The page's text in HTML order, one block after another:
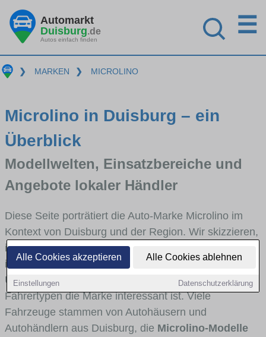
Alle Cookies akzeptieren Alle Cookies ablehnen
Einstellungen Datenschutzerklärung
Automarkt
Duisburg.de
Autos einfach finden
☰
❯ MARKEN ❯ MICROLINO
Microlino in Duisburg – ein
Überblick
Modellwelten, Einsatzbereiche und
Angebote lokaler Händler
Diese Seite porträtiert die Auto-Marke Microlino im
Kontext von Duisburg und der Region. Wir skizzieren,
in welchen Fahrzeugklassen Microlino stark vertreten
ist, welche Modellreihen häufig im Stadt- und
Umlandverkehr zu sehen sind und für welche
Fahrertypen die Marke interessant ist. Viele
Fahrzeuge stammen von Autohäusern und
Autohändlern aus Duisburg, die Microlino-Modelle